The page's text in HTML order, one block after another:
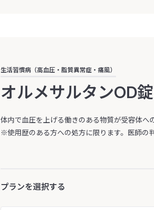
生活習慣病（高血圧・脂質異常症・痛風）
オルメサルタンOD
体内で血圧を上げる働きのある物質が受容体へ
※使用歴のある方への処方に限ります。医師の
プランを選択する